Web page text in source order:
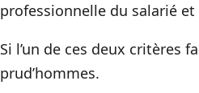
professionnelle du salarié et
Si l’un de ces deux critères
prud’hommes.